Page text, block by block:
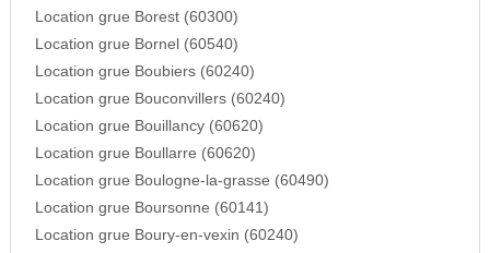
Location grue Borest (60300)
Location grue Bornel (60540)
Location grue Boubiers (60240)
Location grue Bouconvillers (60240)
Location grue Bouillancy (60620)
Location grue Boullarre (60620)
Location grue Boulogne-la-grasse (60490)
Location grue Boursonne (60141)
Location grue Boury-en-vexin (60240)